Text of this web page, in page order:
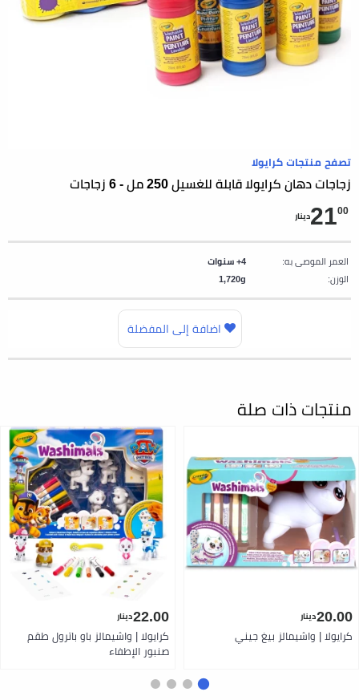
تصفح منتجات كرايولا
زجاجات دهان كرايولا قابلة للغسيل 250 مل - 6 زجاجات
2100 دينار
العمر الموصى به:
4+ سنوات
الوزن:
1,720g
اضافة إلى المفضلة
منتجات ذات صلة
20.00دينار
كرايولا | واشيمالز بيغ جيني
22.00دينار
كرايولا | واشيمالز باو باترول طقم
صنبور الإطفاء